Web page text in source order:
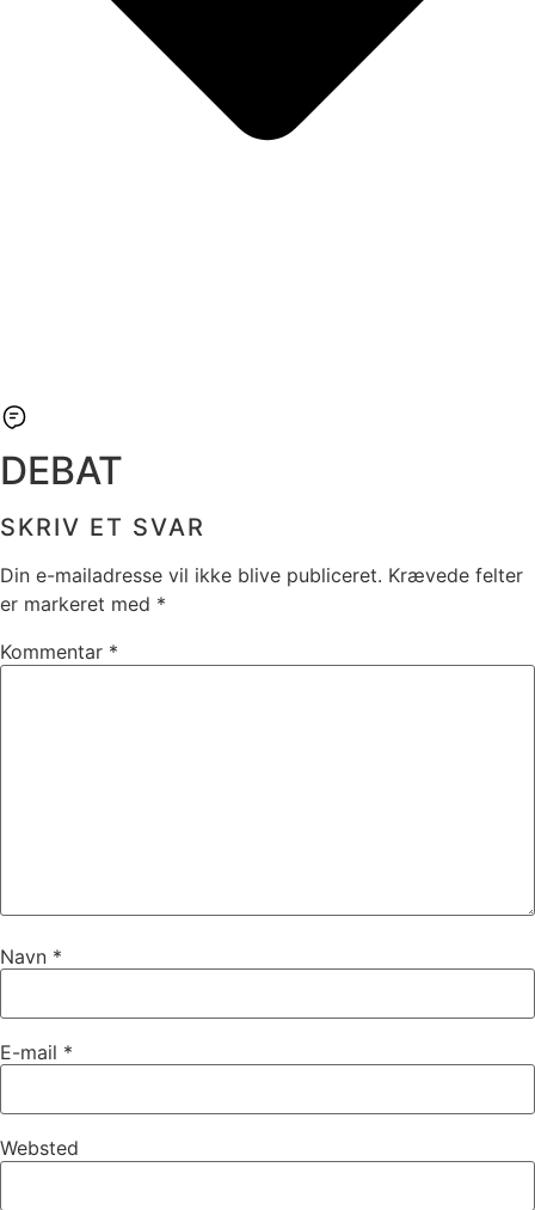
DEBAT
SKRIV ET SVAR
Din e-mailadresse vil ikke blive publiceret. Krævede felter
er markeret med *
Kommentar *
Navn *
E-mail *
Websted